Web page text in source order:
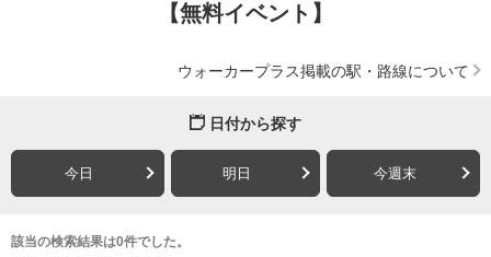
【無料イベント】
ウォーカープラス掲載の駅・路線について
日付から探す
今日 明日 今週末
該当の検索結果は0件でした。